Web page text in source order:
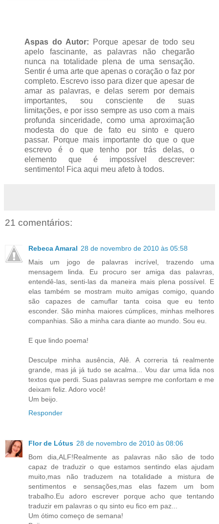
Aspas do Autor: Porque apesar de todo seu
apelo fascinante, as palavras não chegarão
nunca na totalidade plena de uma sensação.
Sentir é uma arte que apenas o coração o faz por
completo. Escrevo isso para dizer que apesar de
amar as palavras, e delas serem por demais
importantes, sou consciente de suas
limitações, e por isso sempre as uso com a mais
profunda sinceridade, como uma aproximação
modesta do que de fato eu sinto e quero
passar. Porque mais importante do que o que
escrevo é o que tenho por trás delas, o
elemento que é impossível descrever:
sentimento! Fica aqui meu afeto à todos.
21 comentários:
Rebeca Amaral 28 de novembro de 2010 às 05:58
Mais um jogo de palavras incrível, trazendo uma
mensagem linda. Eu procuro ser amiga das palavras,
entendê-las, senti-las da maneira mais plena possível. E
elas também se mostram muito amigas comigo, quando
são capazes de camuflar tanta coisa que eu tento
esconder. São minha maiores cúmplices, minhas melhores
companhias. São a minha cara diante ao mundo. Sou eu.
E que lindo poema!
Desculpe minha ausência, Alê. A correria tá realmente
grande, mas já já tudo se acalma... Vou dar uma lida nos
textos que perdi. Suas palavras sempre me confortam e me
deixam feliz. Adoro você!
Um beijo.
Responder
Flor de Lótus 28 de novembro de 2010 às 08:06
Bom dia,ALF!Realmente as palavras não são de todo
capaz de traduzir o que estamos sentindo elas ajudam
muito,mas não traduzem na totalidade a mistura de
sentimentos e sensações,mas elas fazem um bom
trabalho.Eu adoro escrever porque acho que tentando
traduzir em palavras o qu sinto eu fico em paz...
Um ótimo começo de semana!